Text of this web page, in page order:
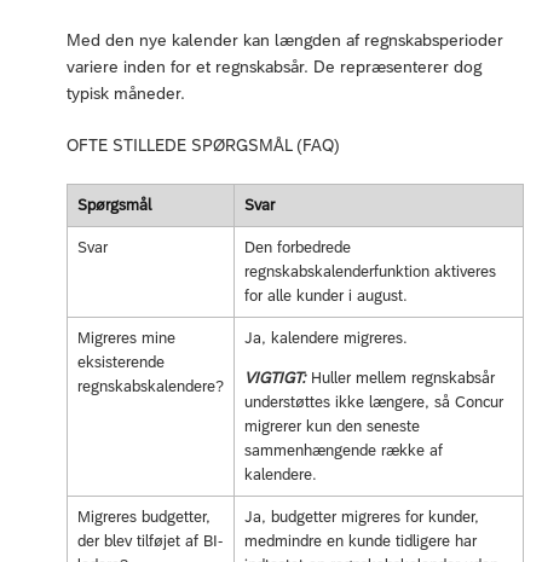
Med den nye kalender kan længden af regnskabsperioder
variere inden for et regnskabsår. De repræsenterer dog
typisk måneder.
OFTE STILLEDE SPØRGSMÅL (FAQ)
Spørgsmål Svar
Svar
Den forbedrede
regnskabskalenderfunktion aktiveres
for alle kunder i august.
Migreres mine
eksisterende
regnskabskalendere?
Ja, kalendere migreres.
VIGTIGT:Huller mellem regnskabsår
understøttes ikke længere, så Concur
migrerer kun den seneste
sammenhængende række af
kalendere.
Migreres budgetter,
der blev tilføjet af BI-
Ja, budgetter migreres for kunder,
medmindre en kunde tidligere har